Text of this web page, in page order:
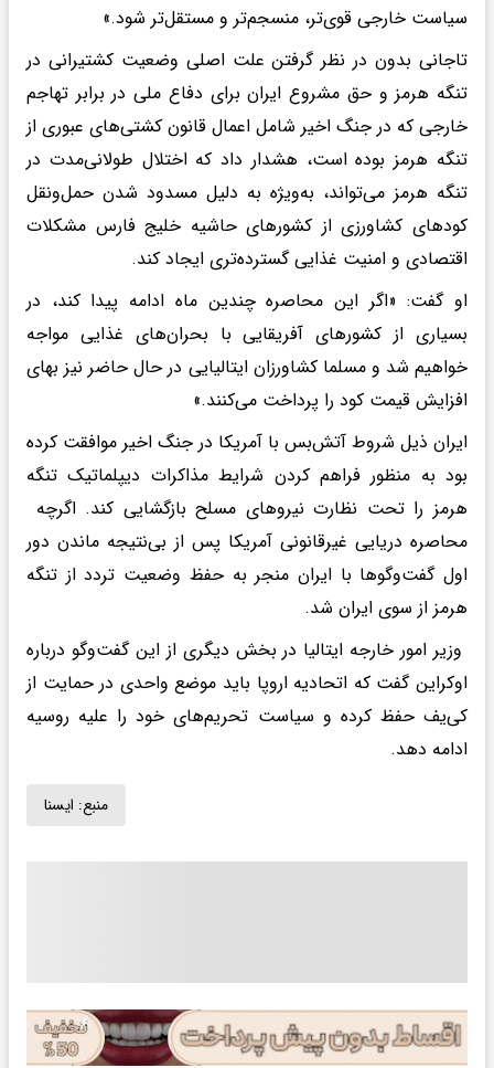
سیاست خارجی قوی‌تر، منسجم‌تر و مستقل‌تر شود.»
تاجانی بدون در نظر گرفتن علت اصلی وضعیت کشتیرانی در
تنگه هرمز و حق مشروع ایران برای دفاع ملی در برابر تهاجم
خارجی که در جنگ اخیر شامل اعمال قانون کشتی‌های عبوری از
تنگه هرمز بوده است، هشدار داد که اختلال طولانی‌مدت در
تنگه هرمز می‌تواند، به‌ویژه به دلیل مسدود شدن حمل‌ونقل
کودهای کشاورزی از کشورهای حاشیه خلیج فارس مشکلات
اقتصادی و امنیت غذایی گسترده‌تری ایجاد کند.
او گفت: «اگر این محاصره چندین ماه‌ ادامه پیدا کند، در
بسیاری از کشورهای آفریقایی با بحران‌های غذایی مواجه
خواهیم شد و مسلما کشاورزان ایتالیایی در حال حاضر نیز بهای
افزایش قیمت کود را پرداخت می‌کنند.»
ایران ذیل شروط آتش‌بس با آمریکا در جنگ اخیر موافقت کرده
بود به منظور فراهم کردن شرایط مذاکرات دیپلماتیک تنگه
هرمز را تحت نظارت نیروهای مسلح بازگشایی کند. اگرچه
محاصره دریایی غیرقانونی آمریکا پس از بی‌نتیجه ماندن دور
اول گفت‌وگوها با ایران منجر به حفظ وضعیت تردد از تنگه
هرمز از سوی ایران شد.
وزیر امور خارجه ایتالیا در بخش دیگری از این گفت‌وگو درباره
اوکراین گفت که اتحادیه اروپا باید موضع واحدی در حمایت از
کی‌یف حفظ کرده و سیاست تحریم‌های خود را علیه روسیه
ادامه دهد.
منبع: ايسنا